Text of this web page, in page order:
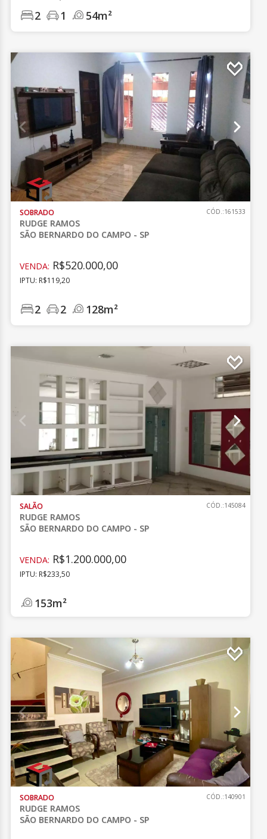
2 1 54m²
SOBRADO
RUDGE RAMOS
SÃO BERNARDO DO CAMPO - SP
CÓD.:161533
VENDA: R$520.000,00
IPTU: R$119,20
2 2 128m²
SALÃO
RUDGE RAMOS
SÃO BERNARDO DO CAMPO - SP
CÓD.:145084
VENDA: R$1.200.000,00
IPTU: R$233,50
153m²
SOBRADO
RUDGE RAMOS
SÃO BERNARDO DO CAMPO - SP
CÓD.:140901